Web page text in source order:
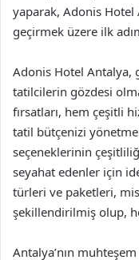
yaparak, Adonis Hotel
geçirmek üzere ilk
Adonis Hotel Antalya,
tatilcilerin gözdesi
fırsatları, hem çeşitli
tatil bütçenizi
seçeneklerinin
seyahat edenler için
türleri ve paketleri,
şekillendirilmiş olup,
Antalya’nın